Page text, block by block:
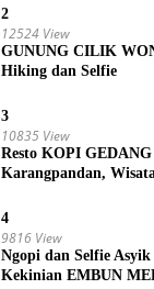
2
12524 View
GUNUNG CILIK
Hiking dan Selfie
3
10835 View
Resto KOPI
Karangpandan,
4
9816 View
Ngopi dan Selfie
Kekinian EMBUN